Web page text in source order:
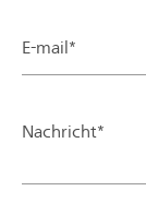
E-mail*
Nachricht*